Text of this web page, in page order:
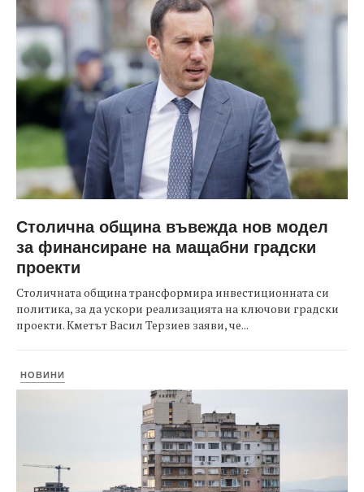
Столична община въвежда нов модел
за финансиране на мащабни градски
проекти
Столичната община трансформира инвестиционната си
политика, за да ускори реализацията на ключови градски
проекти. Кметът Васил Терзиев заяви, че...
НОВИНИ